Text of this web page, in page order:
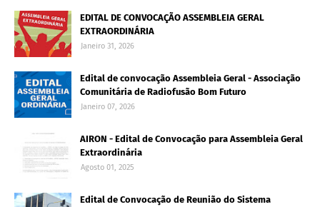
EDITAL DE CONVOCAÇÃO ASSEMBLEIA GERAL
EXTRAORDINÁRIA
Janeiro 31, 2026
Edital de convocação Assembleia Geral - Associação
Comunitária de Radiofusão Bom Futuro
Janeiro 07, 2026
AIRON - Edital de Convocação para Assembleia Geral
Extraordinária
Agosto 01, 2025
Edital de Convocação de Reunião do Sistema